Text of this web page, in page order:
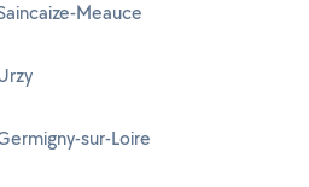
Meauce
sur-Loire